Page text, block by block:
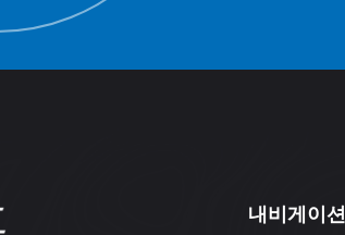
내비게이션